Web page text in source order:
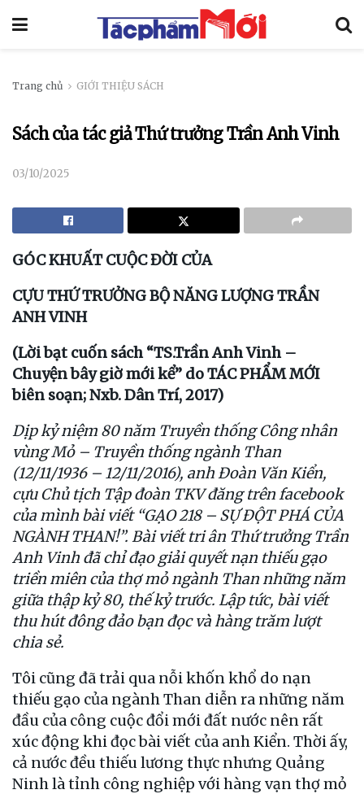
Trang chủ GIỚI THIỆU SÁCH
Sách của tác giả Thứ trưởng Trần Anh Vinh
03/10/2025
GÓC KHUẤT CUỘC ĐỜI CỦA
CỰU THỨ TRƯỞNG BỘ NĂNG LƯỢNG TRẦN
ANH VINH
(Lời bạt cuốn sách “TS.Trần Anh Vinh –
Chuyện bây giờ mới kể” do TÁC PHẨM MỚI
biên soạn; Nxb. Dân Trí, 2017)
Dịp kỷ niệm 80 năm Truyền thống Công nhân
vùng Mỏ – Truyền thống ngành Than
(12/11/1936 – 12/11/2016), anh Đoàn Văn Kiển,
cựu Chủ tịch Tập đoàn TKV đăng trên facebook
của mình bài viết “GẠO 218 – SỰ ĐỘT PHÁ CỦA
NGÀNH THAN!”. Bài viết tri ân Thứ trưởng Trần
Anh Vinh đã chỉ đạo giải quyết nạn thiếu gạo
triền miên của thợ mỏ ngành Than những năm
giữa thập kỷ 80, thế kỷ trước. Lập tức, bài viết
thu hút đông đảo bạn đọc và hàng trăm lượt
chia sẻ.
Tôi cũng đã trải qua nỗi khốn khổ do nạn
thiếu gạo của ngành Than diễn ra những năm
đầu của công cuộc đổi mới đất nước nên rất
xúc động khi đọc bài viết của anh Kiển. Thời ấy,
cả nước đều thiếu lương thực nhưng Quảng
Ninh là tỉnh công nghiệp với hàng vạn thợ mỏ